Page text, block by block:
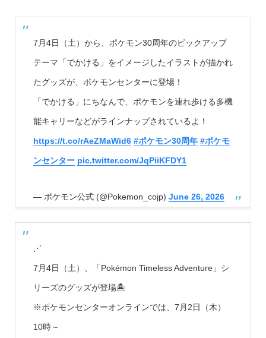
7月4日（土）から、ポケモン30周年のピックアップ
テーマ「でかける」をイメージしたイラストが描かれ
たグッズが、ポケモンセンターに登場！
「でかける」にちなんで、ポケモンを連れ歩ける多機
能キャリーなどがラインナップされているよ！
https://t.co/rAeZMaWid6 #ポケモン30周年 #ポケモ
ンセンター pic.twitter.com/JqPiiKFDY1
— ポケモン公式 (@Pokemon_cojp) June 26, 2026
⋰
7月4日（土）、「Pokémon Timeless Adventure」シ
リーズのグッズが登場🏝️
※ポケモンセンターオンラインでは、7月2日（木）
10時～